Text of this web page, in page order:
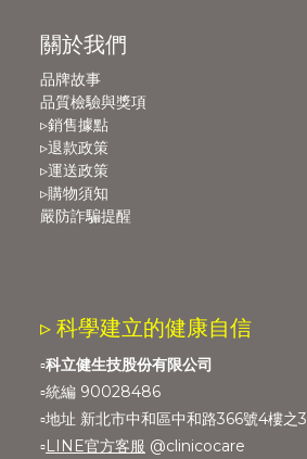
關於我們
品牌故事
品質檢驗與獎項
▹銷售據點
▹退款政策
▹運送政策
▹購物須知
嚴防詐騙提醒
▹ 科學建立的健康自信
▫️科立健生技股份有限公司
▫️統編 90028486
▫️地址 新北市中和區中和路366號4樓之3
▫️LINE官方客服 @clinicocare